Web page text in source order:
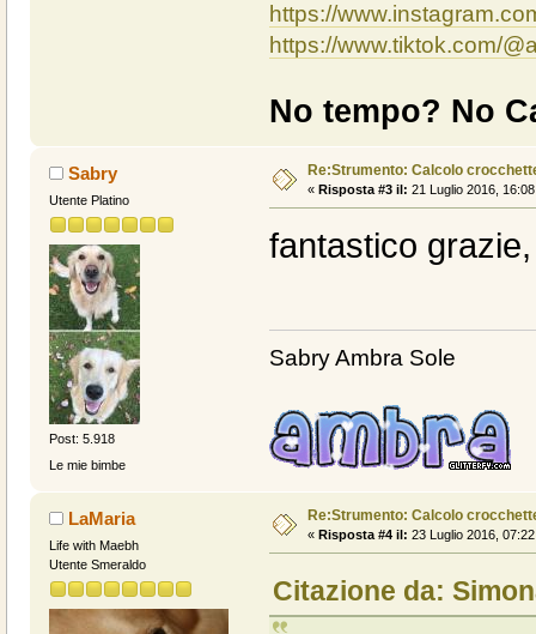
https://
https://www.tiktok.com/
No tempo? No
Sabry
Utente Platino
Post: 5.918
Le mie bimbe
Re:Strumento: Calcolo
« Risposta #3 il: 21 Luglio 2016,
fantastico
Sabry Ambra Sole
LaMaria
Life with Maebh
Utente Smeraldo
Re:Strumento: Calcolo
« Risposta #4 il: 23 Luglio 2016,
Citazione da: